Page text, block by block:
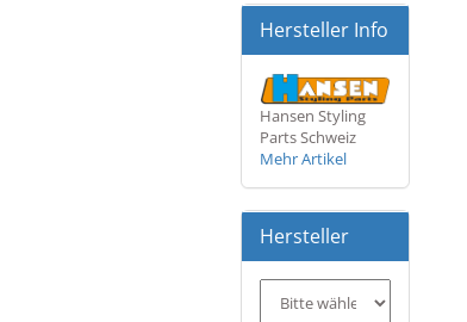
Hersteller Info
Hansen Styling
Parts Schweiz
Mehr Artikel
Hersteller